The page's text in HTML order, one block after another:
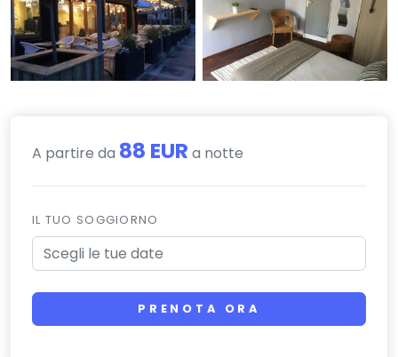
A partire da 88 EUR a notte
IL TUO SOGGIORNO
PRENOTA ORA